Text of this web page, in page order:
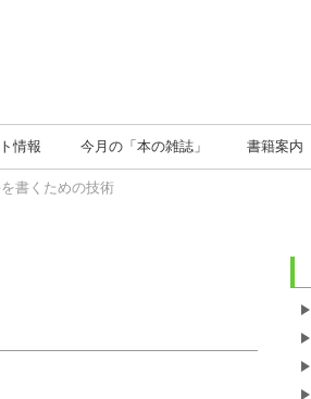
情報 今月の 「本の雑誌」 書籍案内
書くための技術